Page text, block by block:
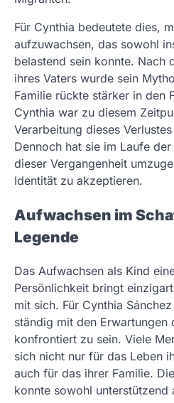
Für Cynthia bedeutete dies,
aufzuwachsen, das sowohl
belastend sein konnte. Nach
ihres Vaters wurde sein
Familie rückte stärker in den
Cynthia war zu diesem
Verarbeitung dieses
Dennoch hat sie im Laufe
dieser Vergangenheit
Identität zu akzeptieren.
Aufwachsen im
Legende
Das Aufwachsen als Kind
Persönlichkeit bringt
mit sich. Für Cynthia
ständig mit den Erwartungen
konfrontiert zu sein. Viele
sich nicht nur für das Leben
auch für das ihrer Familie.
konnte sowohl unterstützend